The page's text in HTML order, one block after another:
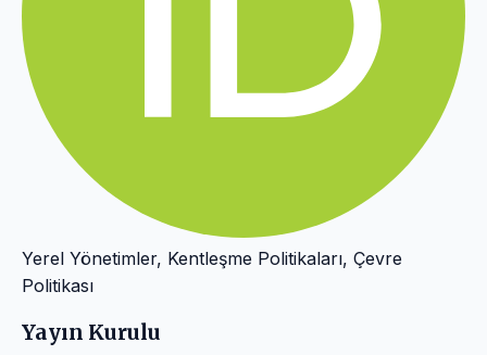
Yerel Yönetimler, Kentleşme Politikaları, Çevre
Politikası
Yayın Kurulu